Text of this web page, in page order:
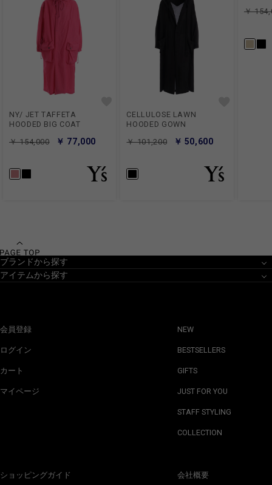
NY/ JET TAFFETA
HOODED BIG COAT
￥ 154,000
￥ 77,000
CELLULOSE LAWN
HOODED GOWN
￥ 101,200
￥ 50,600
￥
ブランドから探す
アイテムから探す
会員登録
ログイン
カート
マイページ
ショッピングガイド
NEW
BESTSELLERS
GIFTS
JUST FOR YOU
STAFF STYLING
COLLECTION
会社概要